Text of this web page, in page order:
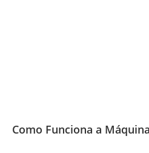
Como Funciona a